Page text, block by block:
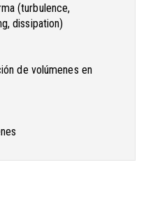
(turbulence,
dissipation)
de volúmenes en